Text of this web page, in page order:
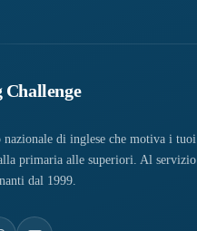
Challenge
nazionale di inglese che motiva i tuoi
primaria alle superiori. Al servizio
dal 1999.